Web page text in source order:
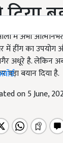
दिया
में अभी
में हींग का उपयोग
अधूरे है. लेकिन अब
बयान दिया है.
on 5 June,